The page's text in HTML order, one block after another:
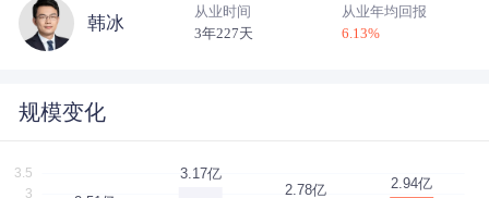
韩冰
从业时间
3年227天
从业年均回报
6.13%
规模变化